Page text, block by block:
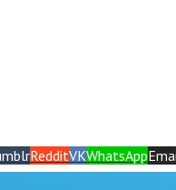
RedditVKWhatsApp